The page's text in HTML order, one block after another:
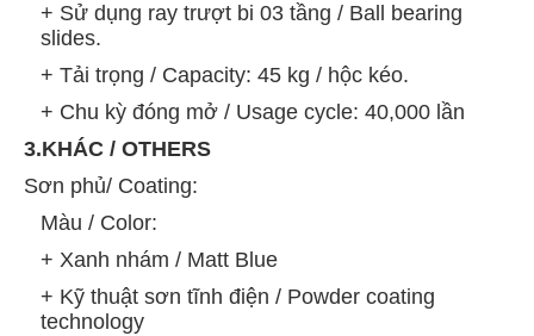
+ Sử dụng ray trượt bi 03 tầng / Ball bearing
slides.
+ Tải trọng / Capacity: 45 kg / hộc kéo.
+ Chu kỳ đóng mở / Usage cycle: 40,000 lần
3.KHÁC / OTHERS
Sơn phủ/ Coating:
Màu / Color:
+ Xanh nhám / Matt Blue
+ Kỹ thuật sơn tĩnh điện / Powder coating
technology